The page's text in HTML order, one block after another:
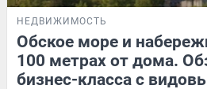
НЕДВИЖИМОСТЬ
Обское море и
100 метрах от дома.
бизнес-класса с